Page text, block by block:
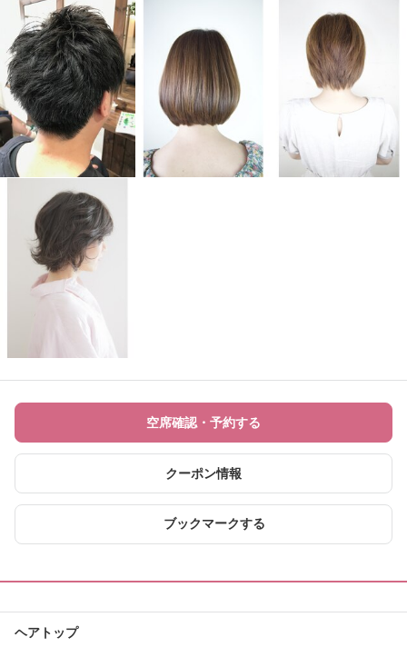
空席確認・予約する
クーポン情報
ブックマークする
ヘアトップ